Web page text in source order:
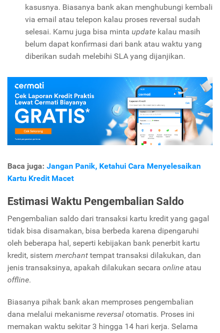
kasusnya. Biasanya bank akan menghubungi kembali
via email atau telepon kalau proses reversal sudah
selesai. Kamu juga bisa minta update kalau masih
belum dapat konfirmasi dari bank atau waktu yang
diberikan sudah melebihi SLA yang dijanjikan.
Baca juga: Jangan Panik, Ketahui Cara Menyelesaikan
Kartu Kredit Macet
Estimasi Waktu Pengembalian Saldo
Pengembalian saldo dari transaksi kartu kredit yang gagal
tidak bisa disamakan, bisa berbeda karena dipengaruhi
oleh beberapa hal, seperti kebijakan bank penerbit kartu
kredit, sistem merchant tempat transaksi dilakukan, dan
jenis transaksinya, apakah dilakukan secara online atau
offline.
Biasanya pihak bank akan memproses pengembalian
dana melalui mekanisme reversal otomatis. Proses ini
memakan waktu sekitar 3 hingga 14 hari kerja. Selama